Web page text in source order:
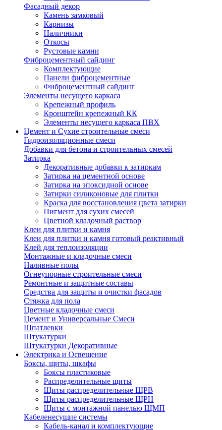
Фасадный декор
Камень замковый
Карнизы
Наличники
Откосы
Рустовые камни
Фиброцементный сайдинг
Комплектующие
Панели фиброцементные
Фиброцементный сайдинг
Элементы несущего каркаса
Крепежный профиль
Кронштейн крепежный КК
Элементы несущего каркаса ПВХ
Цемент и Сухие строительные смеси
Гидроизоляционные смеси
Добавки для бетона и строительных смесей
Затирка
Декоративные добавки к затиркам
Затирка на цементной основе
Затирка на эпоксидной основе
Затирки силиконовые для плитки
Краска для восстановления цвета затирки
Пигмент для сухих смесей
Цветной кладочный раствор
Клеи для плитки и камня
Клеи для плитки и камня готовый реактивный
Клей для теплоизоляции
Монтажные и кладочные смеси
Наливные полы
Огнеупорные строительные смеси
Ремонтные и защитные составы
Средства для защиты и очистки фасадов
Стяжка для пола
Цветные кладочные смеси
Цемент и Универсальные Смеси
Шпатлевки
Штукатурки
Штукатурки Декоративные
Электрика и Освещение
Боксы, щиты, шкафы
Боксы пластиковые
Распределительные щиты
Щиты распределительные ЩРВ
Щиты распределительные ЩРН
Щиты с монтажной панелью ЩМП
Кабеленесущие системы
Кабель-канал и комплектующие